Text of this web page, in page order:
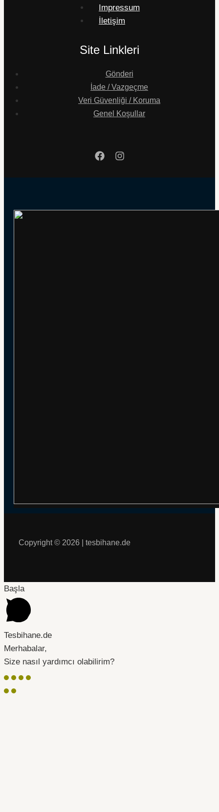
Impressum
İletişim
Site Linkleri
Gönderi
İade / Vazgeçme
Veri Güvenliği / Koruma
Genel Koşullar
Copyright © 2026 | tesbihane.de
Başla
Tesbihane.de
Merhabalar,
Size nasıl yardımcı olabilirim?